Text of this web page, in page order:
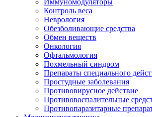
Иммуномодуляторы
Контроль веса
Неврология
Обезболивающие средства
Обмен веществ
Онкология
Офтальмология
Похмельный синдром
Препараты специального
Простудные заболевания
Противовирусное действие
Противовоспалительные
Противопаразитарные